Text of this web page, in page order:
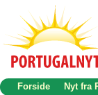
Forside Nyt fra